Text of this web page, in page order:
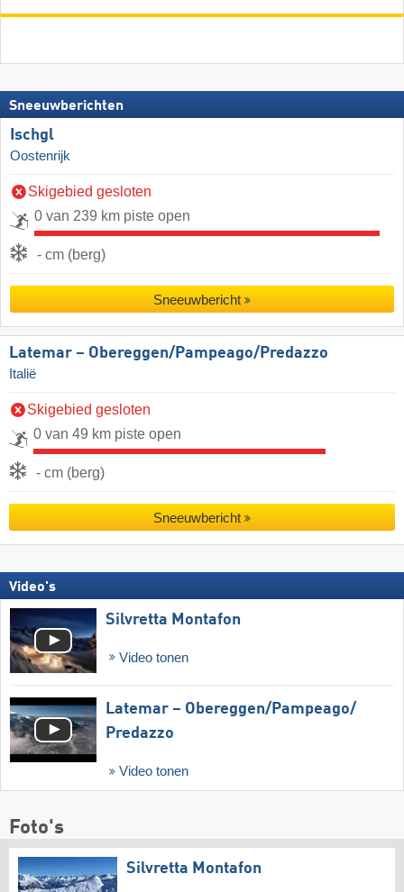
Sneeuwberichten
Ischgl
Oostenrijk
Skigebied gesloten
0 van 239 km piste open
- cm (berg)
Sneeuwbericht
Latemar – Obereggen/​Pampeago/​Predazzo
Italië
Skigebied gesloten
0 van 49 km piste open
- cm (berg)
Sneeuwbericht
Video's
Silvretta Montafon
Video tonen
Latemar – Obereggen/​Pampeago/​
Predazzo
Video tonen
Foto's
Silvretta Montafon